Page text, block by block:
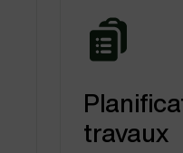
travaux